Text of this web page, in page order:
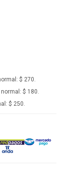
$ 270.
$ 180.
$ 250.